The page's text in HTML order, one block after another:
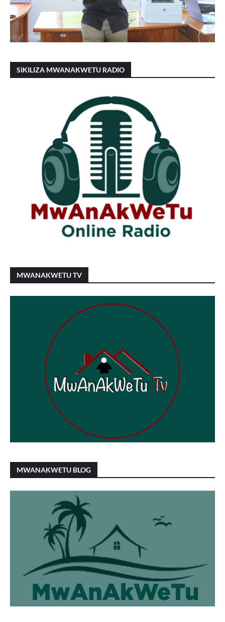
SIKILIZA MWANAKWETU RADIO
MWANAKWETU TV
MWANAKWETU BLOG